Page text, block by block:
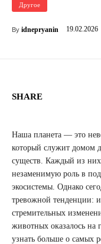
Другое
By idnepryanin 19.02.2026
SHARE
Наша планета — это
который служит домом
существ. Каждый из
незаменимую роль в
экосистемы. Однако
тревожной тенденции:
стремительных
животных оказалось на
узнать больше о самых